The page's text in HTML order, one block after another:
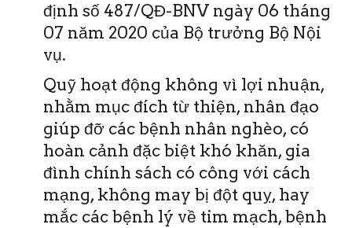
định số 487/QĐ-BNV ngày 06 tháng
07 năm 2020 của Bộ trưởng Bộ Nội
vụ.
Quỹ hoạt động không vì lợi nhuận,
nhằm mục đích từ thiện, nhân đạo
giúp đỡ các bệnh nhân nghèo, có
hoàn cảnh đặc biệt khó khăn, gia
đình chính sách có công với cách
mạng, không may bị đột quỵ, hay
mắc các bệnh lý về tim mạch, bệnh